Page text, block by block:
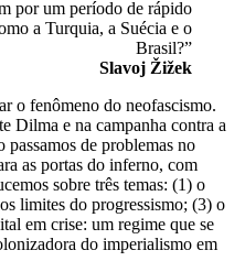
por um período de rápido
a Turquia, a Suécia e o
Brasil?”
Slavoj Žižek
o fenômeno do neofascismo.
Dilma e na campanha contra a
de problemas no
as portas do inferno, com
sobre três temas: (1) o
limites do progressismo; (3) o
em crise: um regime que se
do imperialismo em